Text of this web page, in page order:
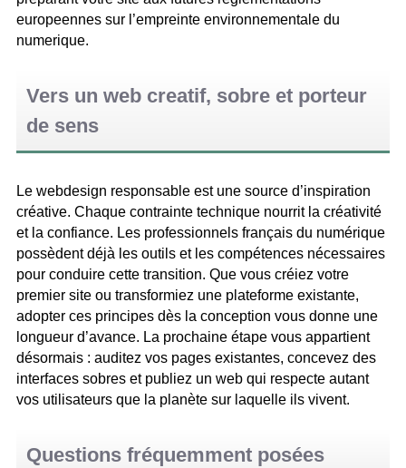
europeennes sur l’empreinte environnementale du
numerique.
Vers un web creatif, sobre et porteur
de sens
Le webdesign responsable est une source d’inspiration
créative. Chaque contrainte technique nourrit la créativité
et la confiance. Les professionnels français du numérique
possèdent déjà les outils et les compétences nécessaires
pour conduire cette transition. Que vous créiez votre
premier site ou transformiez une plateforme existante,
adopter ces principes dès la conception vous donne une
longueur d’avance. La prochaine étape vous appartient
désormais : auditez vos pages existantes, concevez des
interfaces sobres et publiez un web qui respecte autant
vos utilisateurs que la planète sur laquelle ils vivent.
Questions fréquemment posées